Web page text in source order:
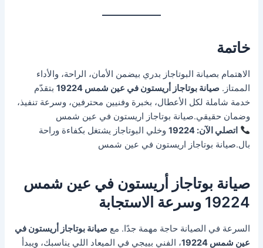
خاتمة
الاهتمام بصيانة البوتاجاز بدري بيضمن الأمان، الراحة، والأداء
الممتاز.صيانة بوتاجاز أريستون في عين شمس 19224
بتقدّم
خدمة شاملة لكل الأعطال، بخبرة وفنيين محترفين، وسرعة تنفيذ،
وضمان حقيقي.صيانة بوتاجاز اريستون في عين شمس
اتصلي الآن: 19224
وخلي البوتاجاز يشتغل بكفاءة وراحة
بال.صيانة بوتاجاز اريستون في عين شمس
صيانة بوتاجاز أريستون في عين شمس
19224 وسرعة الاستجابة
السرعة في الصيانة حاجة مهمة جدًا. معصيانة بوتاجاز أريستون في
عين شمس 19224
، الفني بييجي في الميعاد اللي يناسبك، ويبدأ